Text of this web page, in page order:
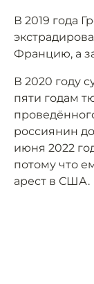
В 2019 года
Францию, а
В 2020 году
пяти годам
россиянин
июня 2022
потому что
арест в США.